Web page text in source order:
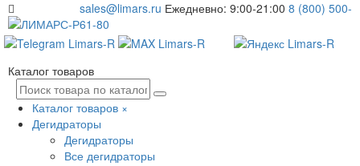
sales@limars.ru Ежедневно: 9:00-21:00 8 (800) 500-
61-80
Каталог товаров
Каталог товаров ×
Дегидраторы
Дегидраторы
Все дегидраторы